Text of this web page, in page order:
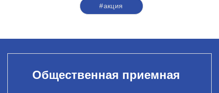
#акция
Общественная приемная